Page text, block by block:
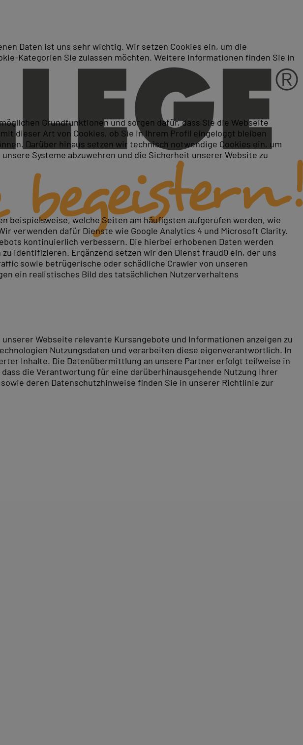
Daten ist uns sehr wichtig. Wir setzen Cookies ein, um die
Kategorien Sie zulassen möchten. Weitere Informationen finden Sie in
Grundfunktionen und sorgen dafür, dass Sie die Webseite
dieser Art von Cookies, ob Sie in Ihrem Profil eingeloggt bleiben
Darüber hinaus setzen wir technisch notwendige Cookies ein, um
Systeme abzuwehren und die Sicherheit unserer Website zu
beispielsweise, welche Seiten am häufigsten aufgerufen werden, wie
verwenden dafür Dienste wie Google Analytics 4 und Microsoft Clarity.
kontinuierlich verbessern. Die hierbei erhobenen Daten werden
identifizieren. Ergänzend setzen wir den Dienst fraud0 ein, der uns
sowie betrügerische oder schädliche Crawler von unseren
ein realistisches Bild des tatsächlichen Nutzerverhaltens
Webseite relevante Kursangebote und Informationen anzeigen zu
Nutzungsdaten und verarbeiten diese eigenverantwortlich. In
Inhalte. Die Datenübermittlung an unsere Partner erfolgt teilweise in
die Verantwortung für eine darüberhinausgehende Nutzung Ihrer
deren Datenschutzhinweise finden Sie in unserer Richtlinie zur